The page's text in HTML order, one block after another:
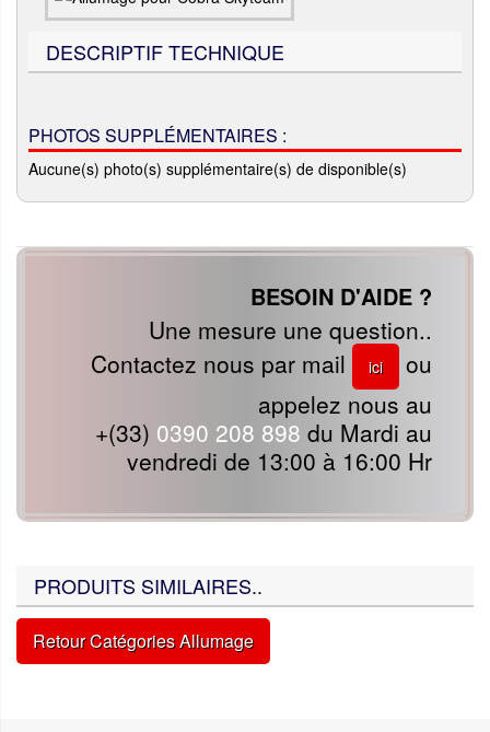
DESCRIPTIF TECHNIQUE
PHOTOS SUPPLÉMENTAIRES :
Aucune(s) photo(s) supplémentaire(s) de disponible(s)
BESOIN D'AIDE ?
Une mesure une question..
Contactez nous par mail
ici
ou
appelez nous au
+(33) 0390 208 898 du Mardi au
vendredi de 13:00 à 16:00 Hr
PRODUITS SIMILAIRES..
Retour Catégories Allumage